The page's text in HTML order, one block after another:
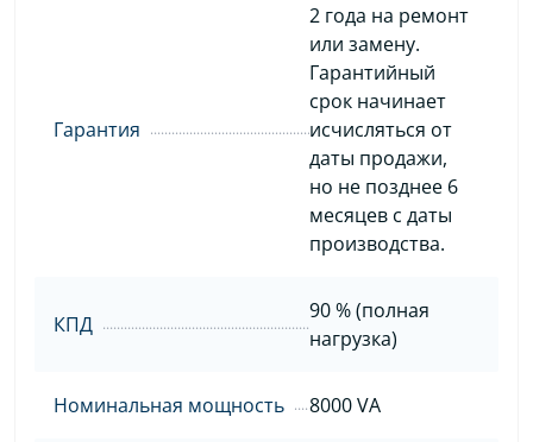
Гарантия
2 года на ремонт
или замену.
Гарантийный
срок начинает
исчисляться от
даты продажи,
но не позднее 6
месяцев с даты
производства.
КПД
90 % (полная
нагрузка)
Номинальная мощность 8000 VA